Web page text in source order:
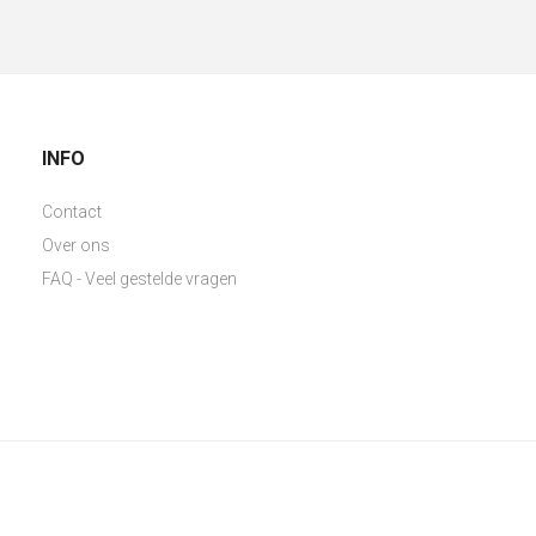
INFO
Contact
Over ons
FAQ - Veel gestelde vragen